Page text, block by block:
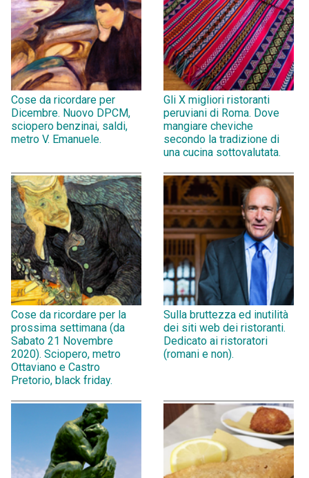
Cose da ricordare per
Dicembre. Nuovo DPCM,
sciopero benzinai, saldi,
metro V. Emanuele.
Gli X migliori ristoranti
peruviani di Roma. Dove
mangiare cheviche
secondo la tradizione di
una cucina sottovalutata.
Cose da ricordare per la
prossima settimana (da
Sabato 21 Novembre
2020). Sciopero, metro
Ottaviano e Castro
Pretorio, black friday.
Sulla bruttezza ed inutilità
dei siti web dei ristoranti.
Dedicato ai ristoratori
(romani e non).